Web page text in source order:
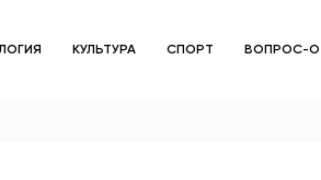
КУЛЬТУРА СПОРТ ВОПРОС-